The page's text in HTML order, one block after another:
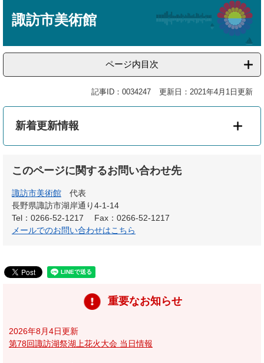
諏訪市美術館
ページ内目次
記事ID：0034247 更新日：2021年4月1日更新
新着更新情報
このページに関するお問い合わせ先
諏訪市美術館
代表
長野県諏訪市湖岸通り4-1-14
Tel：0266-52-1217
Fax：0266-52-1217
メールでのお問い合わせはこちら
重要なお知らせ
2026年8月4日更新
第78回諏訪湖祭湖上花火大会 当日情報